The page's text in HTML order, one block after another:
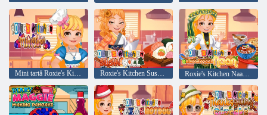
Mini tartă Roxie's Kitchen Roxie's Kitchen Sushi Roll Roxie's Kitchen Naan de casă